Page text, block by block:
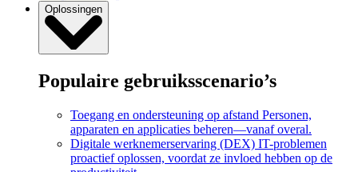
Oplossingen
Populaire gebruiksscenario’s
Toegang en ondersteuning op afstand Personen,
apparaten en applicaties beheren—vanaf overal.
Digitale werknemerservaring (DEX) IT-problemen
proactief oplossen, voordat ze invloed hebben op de